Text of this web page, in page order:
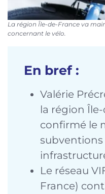
La région Île-de-France va
concernant le vélo.
En bref :
Valérie
la région
confirmé le
subventions
Le réseau
France)